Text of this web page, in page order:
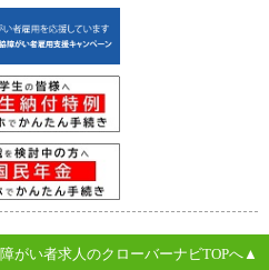
障がい者求人のクローバーナビTOPへ▲